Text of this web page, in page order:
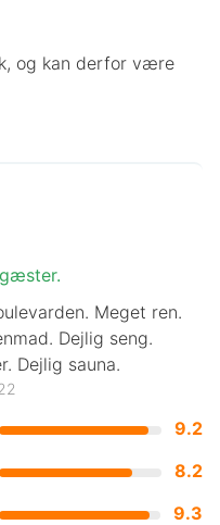
og kan derfor være
9.2
8.2
9.3
Meget ren.
Dejlig seng.
Dejlig sauna.